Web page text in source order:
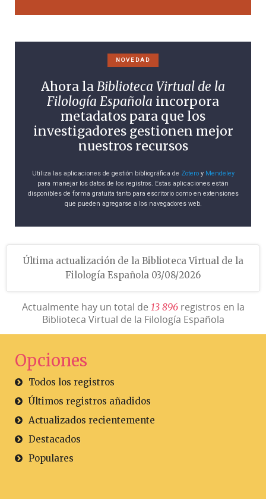
NOVEDAD
Ahora laBiblioteca Virtual de la
Filología Española incorpora
metadatos para que los
investigadores gestionen mejor
nuestros recursos
Utiliza las aplicaciones de gestión bibliográfica de Zoteroy Mendeley
para manejar los datos de los registros. Estas aplicaciones están
disponibles de forma gratuita tanto para escritorio como en extensiones
que pueden agregarse a los navegadores web.
Última actualización de la Biblioteca Virtual de la
Filología Española 03/08/2026
Actualmente hay un total de 13 896registros en la
Biblioteca Virtual de la Filología Española
Opciones
Todos los registros
Últimos registros añadidos
Actualizados recientemente
Destacados
Populares